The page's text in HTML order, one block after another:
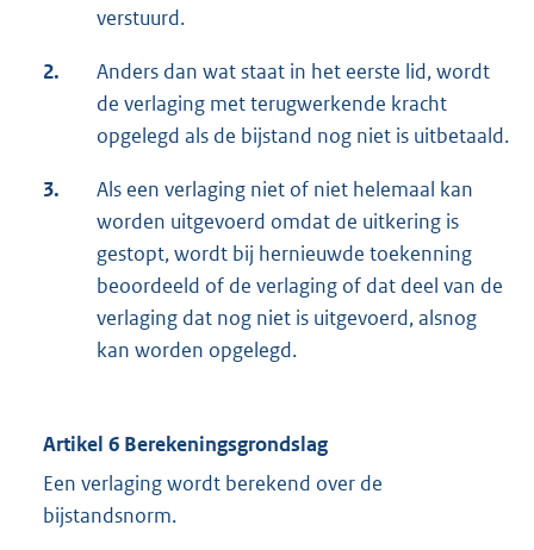
verstuurd.
2.
Anders dan wat staat in het eerste lid, wordt
de verlaging met terugwerkende kracht
opgelegd als de bijstand nog niet is uitbetaald.
3.
Als een verlaging niet of niet helemaal kan
worden uitgevoerd omdat de uitkering is
gestopt, wordt bij hernieuwde toekenning
beoordeeld of de verlaging of dat deel van de
verlaging dat nog niet is uitgevoerd, alsnog
kan worden opgelegd.
Artikel 6 Berekeningsgrondslag
Een verlaging wordt berekend over de
bijstandsnorm.